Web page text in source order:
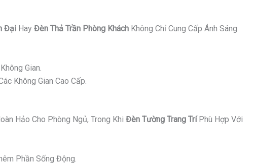
Đại Hay Đèn Thả Trần Phòng Khách Không Chỉ Cung Cấp Ánh Sáng
Gian.
Không Gian Cao Cấp.
Hảo Cho Phòng Ngủ, Trong Khi Đèn Tường Trang TríPhù Hợp Với
Phần Sống Động.